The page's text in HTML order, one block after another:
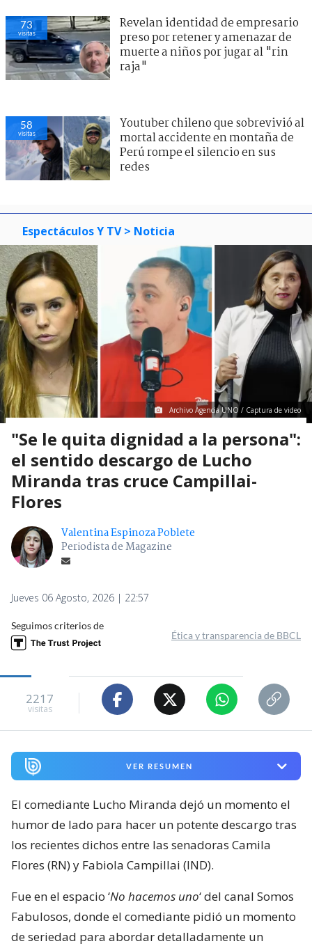
73
visitas
Revelan identidad de empresario
preso por retener y amenazar de
muerte a niños por jugar al "rin
raja"
58
visitas
Youtuber chileno que sobrevivió al
mortal accidente en montaña de
Perú rompe el silencio en sus
redes
Espectáculos Y TV > Noticia
Archivo Agencia UNO / Captura de video
"Se le quita dignidad a la persona":
el sentido descargo de Lucho
Miranda tras cruce Campillai-
Flores
Valentina Espinoza Poblete
Periodista de Magazine
Jueves 06 Agosto, 2026 | 22:57
Seguimos criterios de
Ética y transparencia de BBCL
2217
visitas
VER RESUMEN
El comediante Lucho Miranda dejó un momento el
humor de lado para hacer un potente descargo tras
los recientes dichos entre las senadoras Camila
Flores (RN) y Fabiola Campillai (IND).
Fue en el espacio ‘No hacemos uno‘ del canal Somos
Fabulosos, donde el comediante pidió un momento
de seriedad para abordar detalladamente un